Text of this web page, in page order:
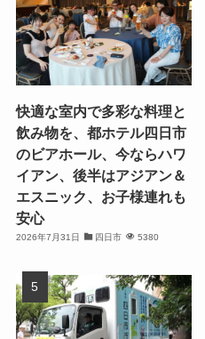
快適な室内で多彩な料理と
飲み物を、都ホテル四日市
のビアホール、今ならハワ
イアン、後半はアジアン＆
エスニック、お子様連れも
安心
2026年7月31日 四日市 5380